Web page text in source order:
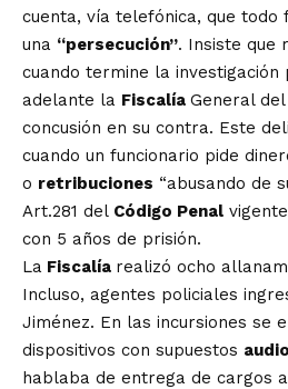
cuenta, vía telefónica, que todo
una “persecución”. Insiste que
cuando termine la investigación
adelante la Fiscalía General
concusión en su contra. Este
cuando un funcionario pide
o retribuciones “abusando de
Art.281 del Código Penal
con 5 años de prisión.
La Fiscalía realizó ocho
Incluso, agentes policiales
Jiménez. En las incursiones se
dispositivos con supuestos
hablaba de entrega de cargos